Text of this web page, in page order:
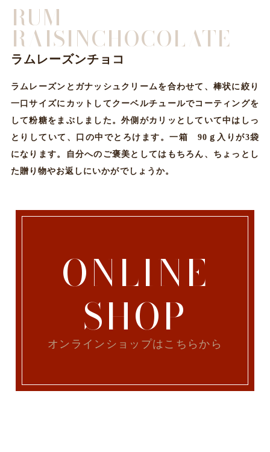
RUM
RAISINCHOCOLATE
ラムレーズンチョコ
ラムレーズンとガナッシュクリームを合わせて、棒状に絞り
一口サイズにカットしてクーベルチュールでコーティングを
して粉糖をまぶしました。外側がカリッとしていて中はしっ
とりしていて、口の中でとろけます。一箱 90ｇ入りが3袋
になります。自分へのご褒美としてはもちろん、ちょっとし
た贈り物やお返しにいかがでしょうか。
ONLINE
SHOP
オンラインショップはこちらから